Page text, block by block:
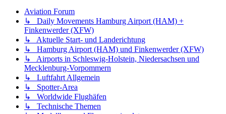
Aviation Forum
↳ Daily Movements Hamburg Airport (HAM) +
Finkenwerder (XFW)
↳ Aktuelle Start- und Landerichtung
↳ Hamburg Airport (HAM) und Finkenwerder (XFW)
↳ Airports in Schleswig-Holstein, Niedersachsen und
Mecklenburg-Vorpommern
↳ Luftfahrt Allgemein
↳ Spotter-Area
↳ Worldwide Flughäfen
↳ Technische Themen